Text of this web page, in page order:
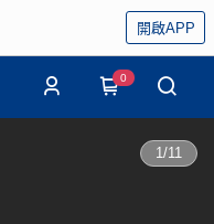
開啟APP
0
1/11